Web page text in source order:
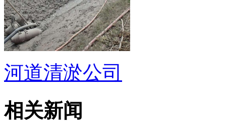
河道清淤公司
相关新闻